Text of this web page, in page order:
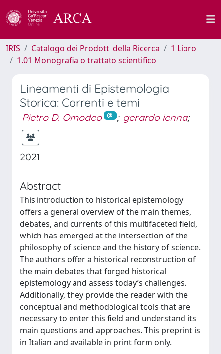
IRIS Catalogo dei Prodotti della Ricerca
1 Libro
1.01 Monografia o trattato scientifico
Lineamenti di Epistemologia
Storica: Correnti e temi
Pietro D. Omodeo ; gerardo ienna;
2021
Abstract
This introduction to historical epistemology
offers a general overview of the main themes,
debates, and currents of this multifaceted field,
which has emerged at the intersection of the
philosophy of science and the history of science.
The authors offer a historical reconstruction of
the main debates that forged historical
epistemology and assess today’s challenges.
Additionally, they provide the reader with the
conceptual and methodological tools that are
necessary to enter this field and understand its
main questions and approaches. This preprint is
in Italian and available in print form only.